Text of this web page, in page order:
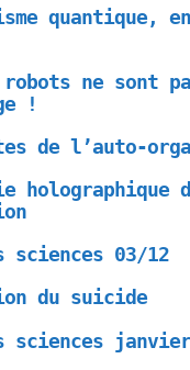
quantique,
ne sont
!
de l’auto-
holographique
sciences 03/12
du suicide
sciences